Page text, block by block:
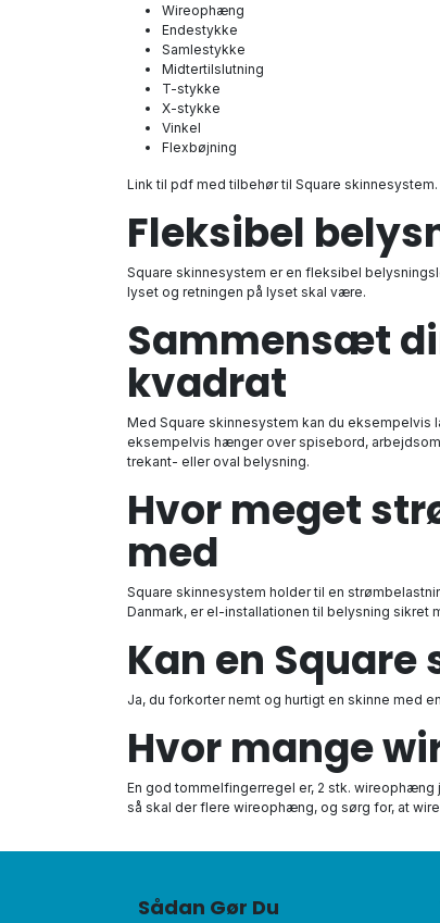
Wireophæng
Endestykke
Samlestykke
Midtertilslutning
T-stykke
X-stykke
Vinkel
Flexbøjning
Link til pdf med tilbehør til Square skinnesystem.
Fleksibel
Square skinnesystem er en fleksibel
lyset og retningen på lyset skal være.
Sammensæt
kvadrat
Med Square skinnesystem kan du eksempelvis
eksempelvis hænger over spisebord,
trekant- eller oval belysning.
Hvor meget
med
Square skinnesystem holder til en
Danmark, er el-installationen til belysning sikret
Kan en
Ja, du forkorter nemt og hurtigt en skinne med
Hvor mange
En god tommelfingerregel er, 2 stk.
så skal der flere wireophæng, og sørg for, at
Sådan Gør Du